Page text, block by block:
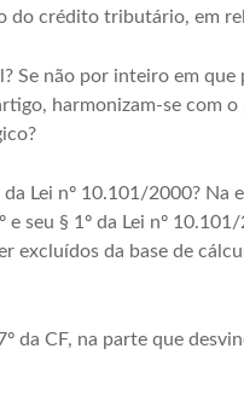
do crédito tributário, em
Se não por inteiro em
harmonizam-se com
Lei nº 10.101/2000?
seu § 1º da Lei nº
excluídos da base de
da CF, na parte que